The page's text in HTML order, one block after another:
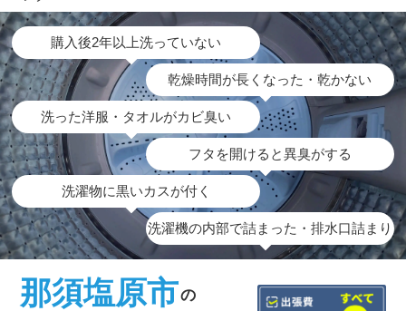
購入後2年以上洗っていない
乾燥時間が長くなった・乾かない
洗った洋服・タオルがカビ臭い
フタを開けると異臭がする
洗濯物に黒いカスが付く
洗濯機の内部で詰まった・排水口詰まり
那須塩原市の